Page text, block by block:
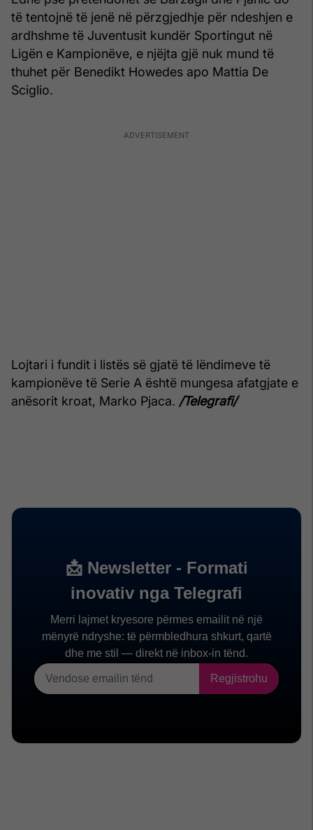
të tentojnë të jenë në përzgjedhje për ndeshjen e
ardhshme të Juventusit kundër Sportingut në
Ligën e Kampionëve, e njëjta gjë nuk mund të
thuhet për Benedikt Howedes apo Mattia De
Sciglio.
Lojtari i fundit i listës së gjatë të lëndimeve të
kampionëve të Serie A është mungesa afatgjate e
anësorit kroat, Marko Pjaca. /Telegrafi/